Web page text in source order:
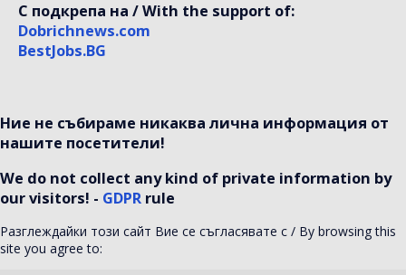
С подкрепа на / With the support of:
Dobrichnews.com
BestJobs.BG
Ние не събираме никаква лична информация от
нашите посетители!
We do not collect any kind of private information by
our visitors! - GDPR rule
Разглеждайки този сайт Вие се съгласявате с / By browsing this
site you agree to: